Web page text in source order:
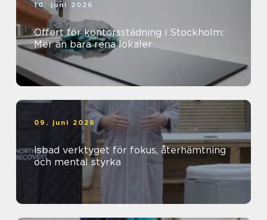
10. juni 2026
Offert för kontorsstädning i Stockholm:
Mer än bara rena lokaler
09. juni 2026
Isbad verktyget för fokus, återhämtning
och mental styrka